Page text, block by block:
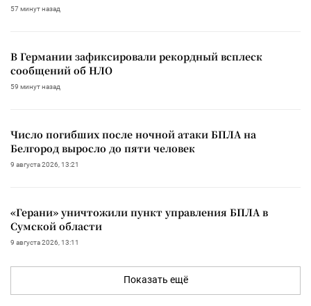
57 минут назад
В Германии зафиксировали рекордный всплеск
сообщений об НЛО
59 минут назад
Число погибших после ночной атаки БПЛА на
Белгород выросло до пяти человек
9 августа 2026, 13:21
«Герани» уничтожили пункт управления БПЛА в
Сумской области
9 августа 2026, 13:11
Показать ещё